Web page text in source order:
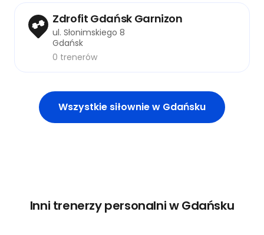
Zdrofit Gdańsk Garnizon
ul. Słonimskiego 8
Gdańsk
0 trenerów
Wszystkie siłownie w Gdańsku
Inni trenerzy personalni w Gdańsku